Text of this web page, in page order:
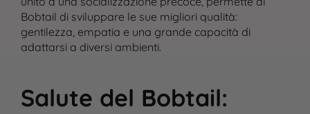
Bobtail di sviluppare le sue migliori qualità:
gentilezza, empatia e una grande capacità di
adattarsi a diversi ambienti.
Salute del Bobtail: